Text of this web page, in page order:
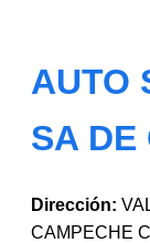
AUTO
SA DE
Dirección:
CAMPECHE